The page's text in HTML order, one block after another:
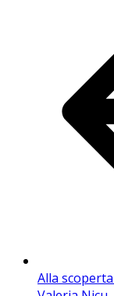
Alla